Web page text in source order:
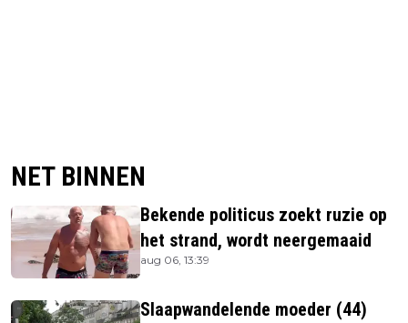
NET BINNEN
Bekende politicus zoekt ruzie op
het strand, wordt neergemaaid
aug 06, 13:39
Slaapwandelende moeder (44)